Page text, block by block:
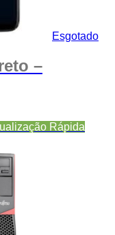
Esgotado
–
Rápida